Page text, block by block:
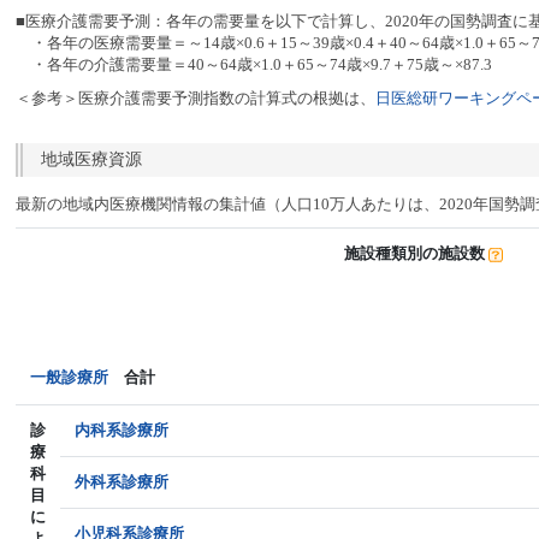
■医療介護需要予測：各年の需要量を以下で計算し、2020年の国勢調査に
・各年の医療需要量＝～14歳×0.6＋15～39歳×0.4＋40～64歳×1.0＋65～
・各年の介護需要量＝40～64歳×1.0＋65～74歳×9.7＋75歳～×87.3
＜参考＞医療介護需要予測指数の計算式の根拠は、
日医総研ワーキング
地域医療資源
最新の地域内医療機関情報の集計値（人口10万人あたりは、2020年国勢
施設種類別の施設数
一般診療所 合計
診
療
科
目
に
内科系診療所
外科系診療所
小児科系診療所